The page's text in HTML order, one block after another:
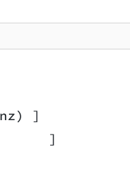
]
]